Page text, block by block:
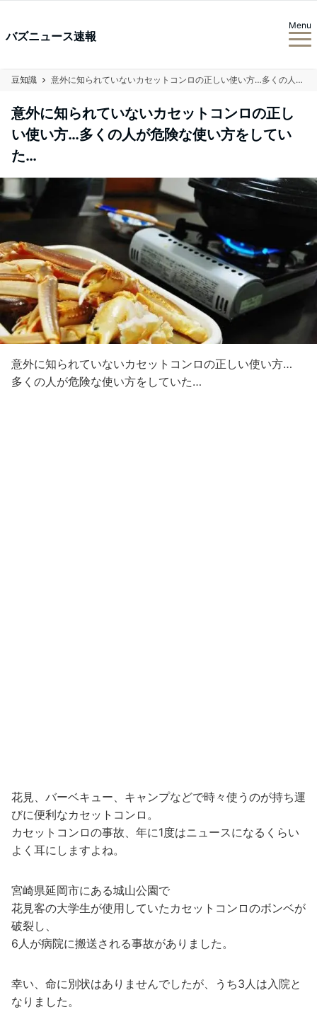
バズニュース速報
Menu
豆知識 意外に知られていないカセットコンロの正しい使い方…多くの人が危険な使い方をしていた…
意外に知られていないカセットコンロの正し
い使い方…多くの人が危険な使い方をしてい
た…
意外に知られていないカセットコンロの正しい使い方…
多くの人が危険な使い方をしていた…
花見、バーベキュー、キャンプなどで時々使うのが持ち運
びに便利なカセットコンロ。
カセットコンロの事故、年に1度はニュースになるくらい
よく耳にしますよね。
宮崎県延岡市にある城山公園で
花見客の大学生が使用していたカセットコンロのボンベが
破裂し、
6人が病院に搬送される事故がありました。
幸い、命に別状はありませんでしたが、うち3人は入院と
なりました。